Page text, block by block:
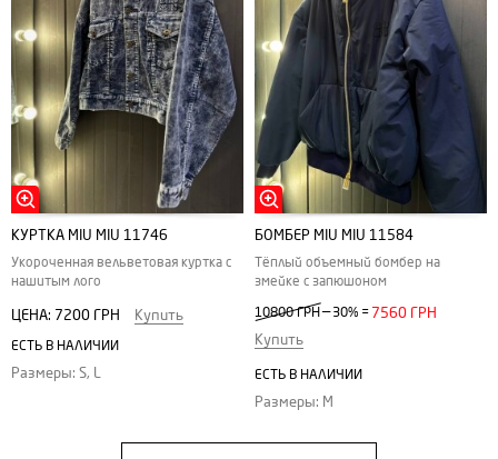
КУРТКА MIU MIU 11746
Укороченная вельветовая куртка с
нашитым лого
ЦЕНА: 7200 ГРН Купить
ЕСТЬ В НАЛИЧИИ
Размеры: S, L
БОМБЕР MIU MIU 11584
Тёплый объемный бомбер на
змейке с запюшоном
10800 ГРН — 30% = 7560 ГРН
Купить
ЕСТЬ В НАЛИЧИИ
Размеры: M